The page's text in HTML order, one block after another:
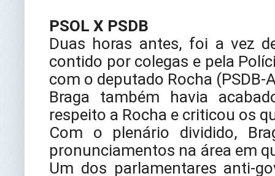
PSOL X PSDB
Duas horas antes, foi a vez
contido por colegas e pela
com o deputado Rocha (PSDB-
Braga também havia
respeito a Rocha e criticou os
Com o plenário dividido,
pronunciamentos na área em
Um dos parlamentares anti-